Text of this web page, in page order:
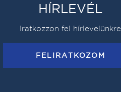
HÍRLEVÉL
Iratkozzon fel hírlevelünkre
FELIRATKOZOM